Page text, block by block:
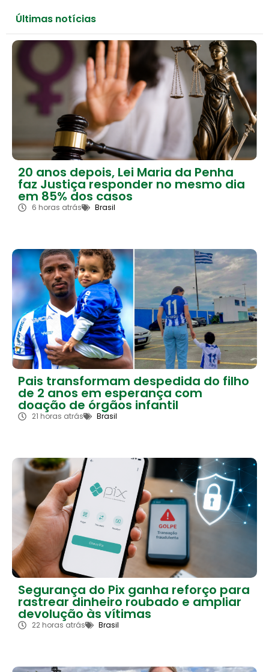
Últimas notícias
20 anos depois, Lei Maria da Penha
faz Justiça responder no mesmo dia
em 85% dos casos
6 horas atrás Brasil
Pais transformam despedida do filho
de 2 anos em esperança com
doação de órgãos infantil
21 horas atrás Brasil
Segurança do Pix ganha reforço para
rastrear dinheiro roubado e ampliar
devolução às vítimas
22 horas atrás Brasil